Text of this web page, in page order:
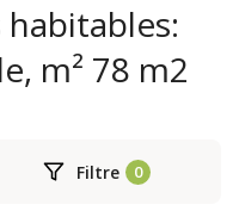
m² 78 m2
Filtre